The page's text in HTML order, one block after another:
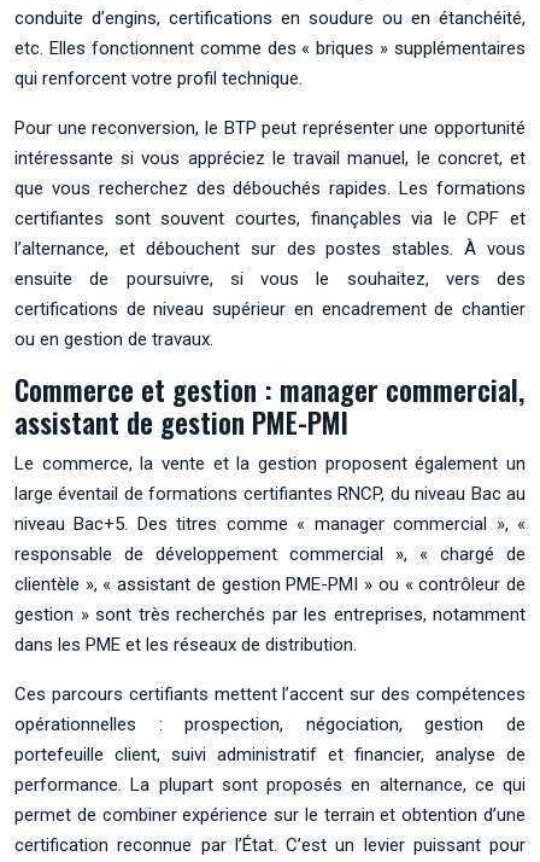
conduite d’engins, certifications en soudure ou en étanchéité,
etc. Elles fonctionnent comme des « briques » supplémentaires
qui renforcent votre profil technique.
Pour une reconversion, le BTP peut représenter une opportunité
intéressante si vous appréciez le travail manuel, le concret, et
que vous recherchez des débouchés rapides. Les formations
certifiantes sont souvent courtes, finançables via le CPF et
l’alternance, et débouchent sur des postes stables. À vous
ensuite de poursuivre, si vous le souhaitez, vers des
certifications de niveau supérieur en encadrement de chantier
ou en gestion de travaux.
Commerce et gestion : manager commercial,
assistant de gestion PME-PMI
Le commerce, la vente et la gestion proposent également un
large éventail de formations certifiantes RNCP, du niveau Bac au
niveau Bac+5. Des titres comme « manager commercial », «
responsable de développement commercial », « chargé de
clientèle », « assistant de gestion PME-PMI » ou « contrôleur de
gestion » sont très recherchés par les entreprises, notamment
dans les PME et les réseaux de distribution.
Ces parcours certifiants mettent l’accent sur des compétences
opérationnelles : prospection, négociation, gestion de
portefeuille client, suivi administratif et financier, analyse de
performance. La plupart sont proposés en alternance, ce qui
permet de combiner expérience sur le terrain et obtention d’une
certification reconnue par l’État. C’est un levier puissant pour